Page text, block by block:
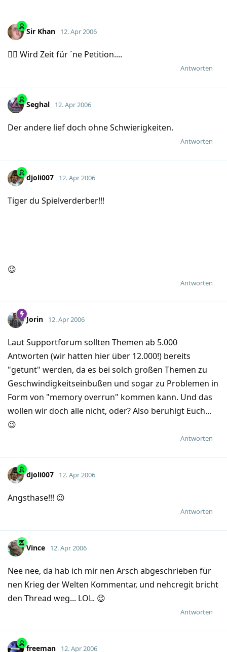
Sir Khan 12. Apr 2006
🤦‍♂️ Wird Zeit für ´ne Petition....
Antworten
Seghal 12. Apr 2006
Der andere lief doch ohne Schwierigkeiten.
Antworten
djoli007 12. Apr 2006
Tiger du Spielverderber!!!
😉
Antworten
Jorin 12. Apr 2006
Laut Supportforum sollten Themen ab 5.000
Antworten (wir hatten hier über 12.000!) bereits
"getunt" werden, da es bei solch großen Themen zu
Geschwindigkeitseinbußen und sogar zu Problemen in
Form von "memory overrun" kommen kann. Und das
wollen wir doch alle nicht, oder? Also beruhigt Euch...
😉
Antworten
djoli007 12. Apr 2006
Angsthase!!! 😉
Antworten
Vince 12. Apr 2006
Nee nee, da hab ich mir nen Arsch abgeschrieben für
nen Krieg der Welten Kommentar, und nehcregit bricht
den Thread weg... LOL. 😉
Antworten
freeman 12. Apr 2006